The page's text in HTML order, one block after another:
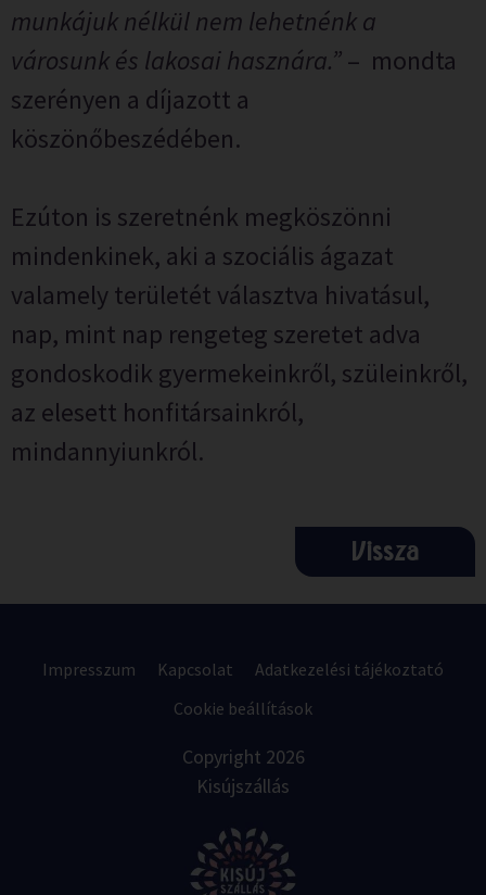
munkájuk nélkül nem lehetnénk a
városunk és lakosai hasznára.”– mondta
szerényen a díjazott a
köszönőbeszédében.
Ezúton is szeretnénk megköszönni
mindenkinek, aki a szociális ágazat
valamely területét választva hivatásul,
nap, mint nap rengeteg szeretet adva
gondoskodik gyermekeinkről, szüleinkről,
az elesett honfitársainkról,
mindannyiunkról.
Vissza
Impresszum Kapcsolat
Adatkezelési tájékoztató
Cookie beállítások
Copyright 2026
Kisújszállás